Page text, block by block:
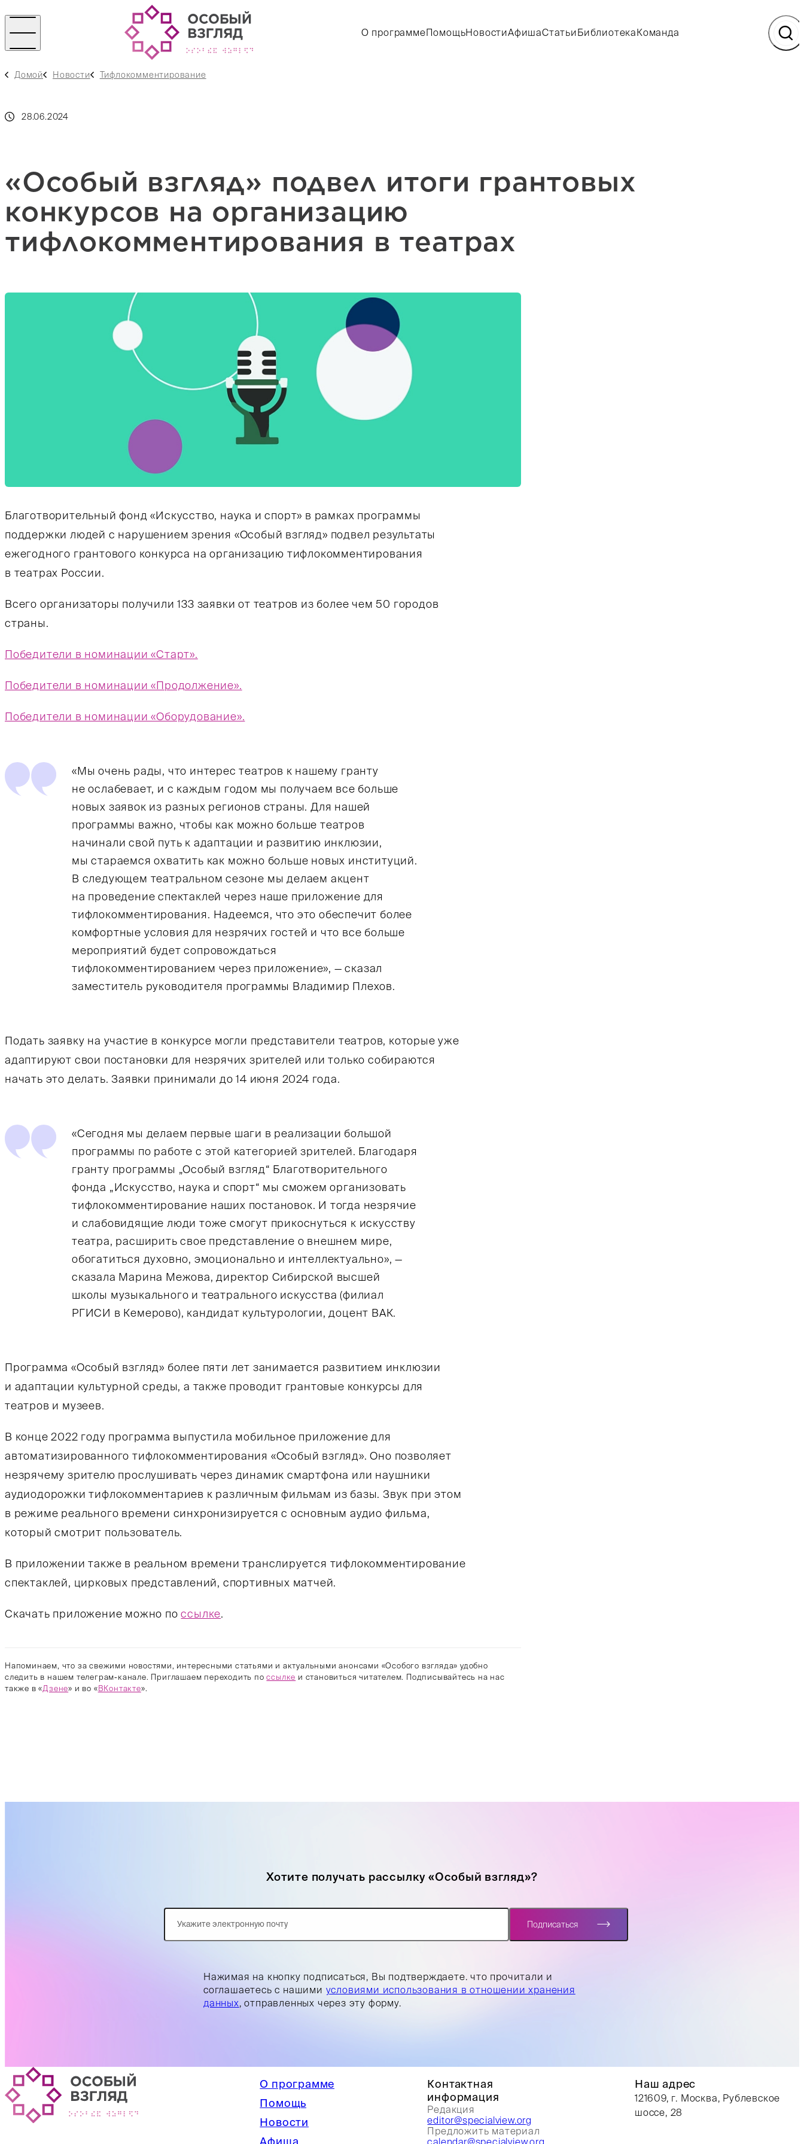
О программеПомощьНовостиАфишаСтатьиБиблиотекаКоманда
Домой Новости Тифлокомментирование
28.06.2024
«Особый взгляд» подвел итоги грантовых
конкурсов на организацию
тифлокомментирования в театрах
Благотворительный фонд «Искусство, наука и спорт» в рамках программы
поддержки людей с нарушением зрения «Особый взгляд» подвел результаты
ежегодного грантового конкурса на организацию тифлокомментирования
в театрах России.
Всего организаторы получили 133 заявки от театров из более чем 50 городов
страны.
Победители в номинации «Старт».
Победители в номинации «Продолжение».
Победители в номинации «Оборудование».
«Мы очень рады, что интерес театров к нашему гранту
не ослабевает, и с каждым годом мы получаем все больше
новых заявок из разных регионов страны. Для нашей
программы важно, чтобы как можно больше театров
начинали свой путь к адаптации и развитию инклюзии,
мы стараемся охватить как можно больше новых институций.
В следующем театральном сезоне мы делаем акцент
на проведение спектаклей через наше приложение для
тифлокомментирования. Надеемся, что это обеспечит более
комфортные условия для незрячих гостей и что все больше
мероприятий будет сопровождаться
тифлокомментированием через приложение», — сказал
заместитель руководителя программы Владимир Плехов.
Подать заявку на участие в конкурсе могли представители театров, которые уже
адаптируют свои постановки для незрячих зрителей или только собираются
начать это делать. Заявки принимали до 14 июня 2024 года.
«Сегодня мы делаем первые шаги в реализации большой
программы по работе с этой категорией зрителей. Благодаря
гранту программы „Особый взгляд“ Благотворительного
фонда „Искусство, наука и спорт“ мы сможем организовать
тифлокомментирование наших постановок. И тогда незрячие
и слабовидящие люди тоже смогут прикоснуться к искусству
театра, расширить свое представление о внешнем мире,
обогатиться духовно, эмоционально и интеллектуально», —
сказала Марина Межова, директор Сибирской высшей
школы музыкального и театрального искусства (филиал
РГИСИ в Кемерово), кандидат культурологии, доцент ВАК.
Программа «Особый взгляд» более пяти лет занимается развитием инклюзии
и адаптации культурной среды, а также проводит грантовые конкурсы для
театров и музеев.
В конце 2022 году программа выпустила мобильное приложение для
автоматизированного тифлокомментирования «Особый взгляд». Оно позволяет
незрячему зрителю прослушивать через динамик смартфона или наушники
аудиодорожки тифлокомментариев к различным фильмам из базы. Звук при этом
в режиме реального времени синхронизируется с основным аудио фильма,
который смотрит пользователь.
В приложении также в реальном времени транслируется тифлокомментирование
спектаклей, цирковых представлений, спортивных матчей.
Скачать приложение можно поссылке.
Напоминаем, что за свежими новостями, интересными статьями и актуальными анонсами «Особого взгляда» удобно
следить в нашем телеграм-канале. Приглашаем переходить поссылке и становиться читателем. Подписывайтесь на нас
также в «Дзене» и во « ВКонтакте».
Хотите получать рассылку «Особый взгляд»?
Нажимая на кнопку подписаться, Вы подтверждаете. что прочитали и
соглашаетесь с нашими условиями использования в отношении хранения
данных , отправленных через эту форму.
Подписаться
О программе
Помощь
Новости
Афиша
Контактная
информация
Редакция
editor@specialview.org
Предложить материал
calendar@specialview.org
Наш адрес
121609, г. Москва, Рублевское
шоссе, 28